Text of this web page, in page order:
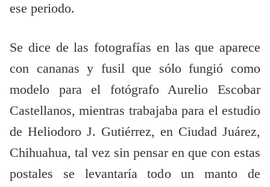
ese periodo.
Se dice de las fotografías en las que aparece
con cananas y fusil que sólo fungió como
modelo para el fotógrafo Aurelio Escobar
Castellanos, mientras trabajaba para el estudio
de Heliodoro J. Gutiérrez, en Ciudad Juárez,
Chihuahua, tal vez sin pensar en que con estas
postales se levantaría todo un manto de